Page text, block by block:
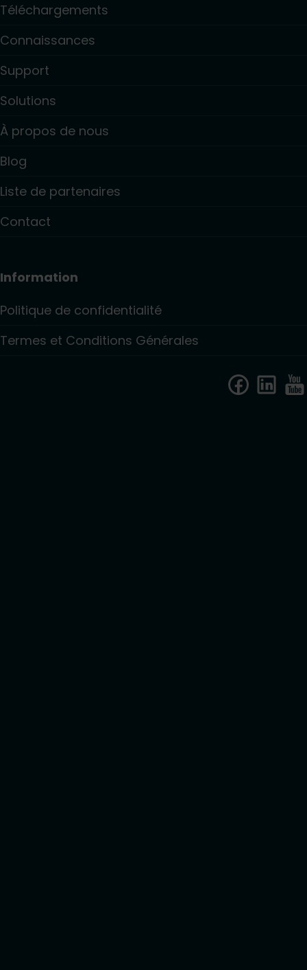
Téléchargements
Connaissances
Support
Solutions
À propos de nous
Blog
Liste de partenaires
Contact
Information
Politique de confidentialité
Termes et Conditions Générales